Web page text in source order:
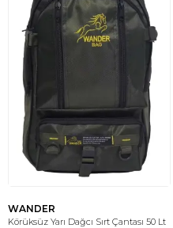
WANDER
Körüksüz Yarı Dağcı Sırt Çantası 50 Lt